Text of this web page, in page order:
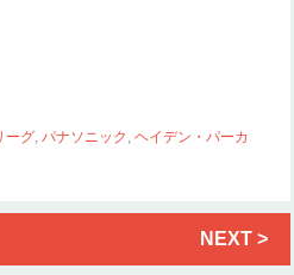
ーグ パナソニック ,ヘイデン・パーカ
NEXT >